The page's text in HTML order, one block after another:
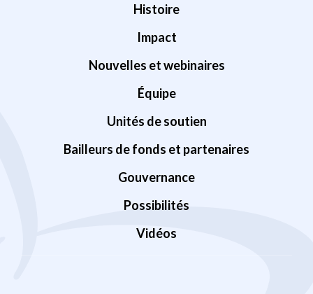
Histoire
Impact
Nouvelles et webinaires
Équipe
Unités de soutien
Bailleurs de fonds et partenaires
Gouvernance
Possibilités
Vidéos